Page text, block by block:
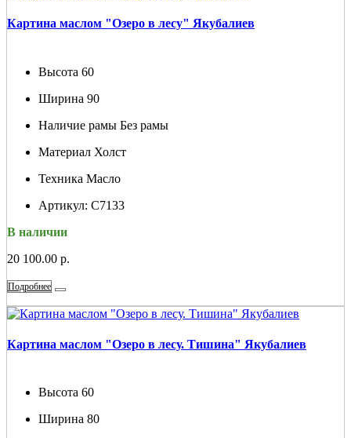
Картина маслом "Озеро в лесу" Якубалиев
Высота 60
Ширина 90
Наличие рамы Без рамы
Материал Холст
Техника Масло
Артикул: С7133
В наличии
20 100.00 р.
Подробнее
Картина маслом "Озеро в лесу. Тишина" Якубалиев
Высота 60
Ширина 80